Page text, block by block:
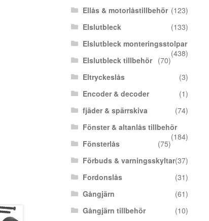
Ellås & motorlåstillbehör (123)
Elslutbleck
(133)
Elslutbleck monteringsstolpar
(438)
Elslutbleck tillbehör
(70)
Eltryckeslås
(3)
Encoder & decoder
(1)
fjäder & spärrskiva
(74)
Fönster & altanlås tillbehör
(184)
Fönsterlås
(75)
Förbuds & varningsskyltar(37)
Fordonslås
(31)
Gångjärn
(61)
Gångjärn tillbehör
(10)